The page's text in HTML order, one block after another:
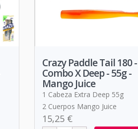
Crazy Paddle Tail 180 -
Combo X Deep - 55g -
Mango Juice
1 Cabeza Extra Deep 55g
2 Cuerpos Mango Juice
15,25 €